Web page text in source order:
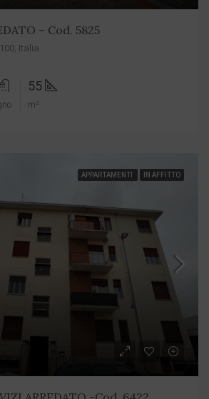
– Cod. 5825
Italia
55
m²
APPARTAMENTI IN AFFITTO